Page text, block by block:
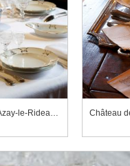
Château d'Azay-le-Rideau, salle à manger, table dressée